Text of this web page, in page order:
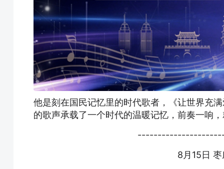
他是刻在国民记忆里的时代歌者，《让世界充
的歌声承载了一个时代的温暖记忆，前奏一响
8月15日